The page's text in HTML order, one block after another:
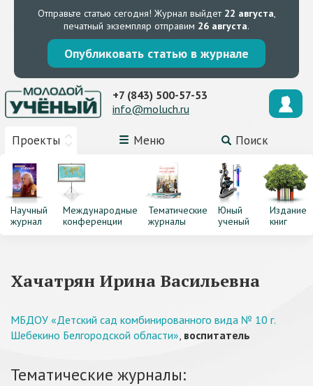
Отправьте статью сегодня! Журнал выйдет 22 августа,
печатный экземпляр отправим 26 августа.
Опубликовать статью в журнале
Проекты Меню Поиск
+7 (843) 500-57-53
info@moluch.ru
Научный
журнал
Международные
конференции
Тематические
журналы
Юный
ученый
Издание
книг
Хачатрян Ирина Васильевна
МБДОУ «Детский сад комбинированного вида № 10 г.
Шебекино Белгородской области», воспитатель
Тематические журналы: